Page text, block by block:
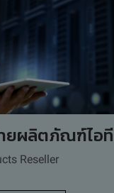
ยผลิตภัณฑ์ไอที
Reseller